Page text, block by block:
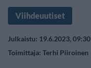
Viihdeuutiset
Julkaistu: 19.6.2023, 09:30
Toimittaja: Terhi Piiroinen